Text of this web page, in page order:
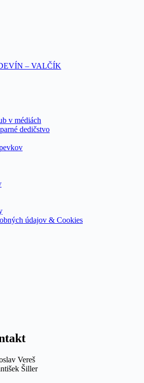
– VALČÍK
v médiách
dedičstvo
údajov & Cookies
Vereš
Šiller